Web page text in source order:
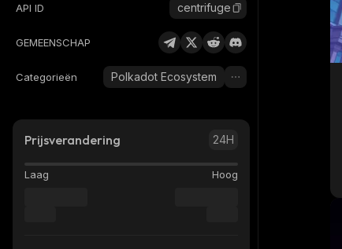
API ID centrifuge
GEMEENSCHAP
Categorieën Polkadot Ecosystem
Prijsverandering 24H
Laag Hoog